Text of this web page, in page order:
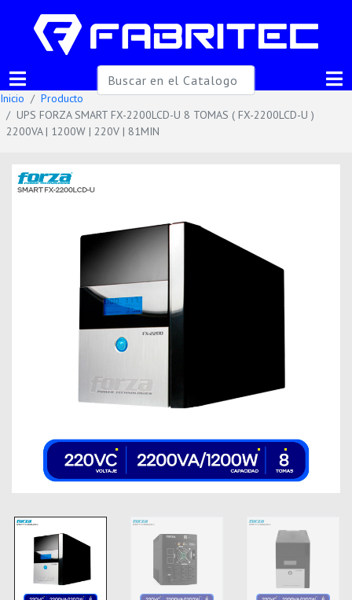
Inicio
Producto
UPS FORZA SMART FX-2200LCD-U 8 TOMAS ( FX-2200LCD-U )
2200VA | 1200W | 220V | 81MIN